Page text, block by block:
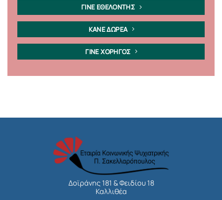
ΓΙΝΕ ΕΘΕΛΟΝΤΗΣ
ΚΑΝΕ ΔΩΡΕΑ
ΓΙΝΕ ΧΟΡΗΓΟΣ
Δοϊράνης 181 & Φειδίου 18
Καλλιθέα